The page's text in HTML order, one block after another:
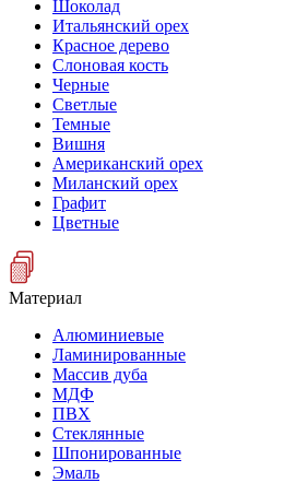
Шоколад
Итальянский орех
Красное дерево
Слоновая кость
Черные
Светлые
Темные
Вишня
Американский орех
Миланский орех
Графит
Цветные
Материал
Алюминиевые
Ламинированные
Массив дуба
МДФ
ПВХ
Стеклянные
Шпонированные
Эмаль